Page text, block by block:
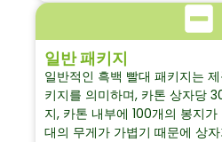
일반 패키지
일반적인 흑백 빨대 패키지는
키지를 의미하며, 카톤 상자당
지, 카톤 내부에 100개의 봉지
대의 무게가 가볍기 때문에 상